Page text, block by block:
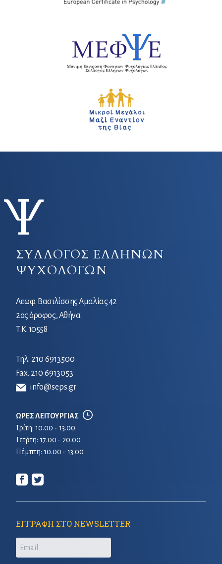
ΣΥΛΛΟΓΟΣ ΕΛΛΗΝΩΝ
ΨΥΧΟΛΟΓΩΝ
Λεωφ. Βασιλίσσης Αμαλίας 42
2ος όροφος, Αθήνα
Τ.Κ. 10558
Τηλ. 210 6913500
Fax. 210 6913053
info@seps.gr
ΩΡΕΣ ΛΕΙΤΟΥΡΓΙΑΣ
Τρίτη: 10.00 - 13.00
Τετἀρτη: 17.00 - 20.00
Πέμπτη: 10.00 - 13.00
ΕΓΓΡΑΦΗ ΣΤΟ NEWSLETTER
Email